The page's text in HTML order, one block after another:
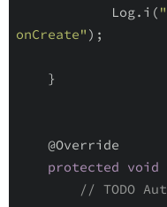
Log.i(
onCreate" );
}
@Override
protected void
// TODO